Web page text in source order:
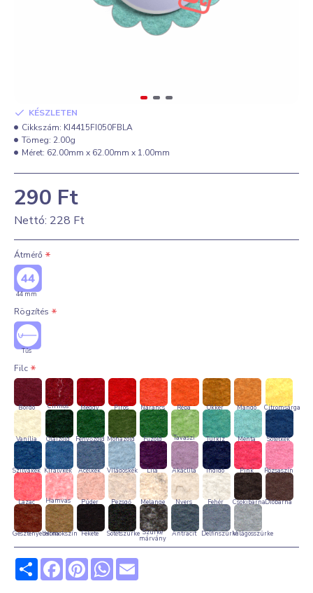
290 Ft
Nettó: 228 Ft
KÉSZLETEN
Cikkszám: KI4415FI050FBLA
Tömeg: 2.00g
Méret: 62.00mm x 62.00mm x 1.00mm
Átmérő
44 mm
Rögzítés
Tűs
Filc
Bordó Cirmos
bordó
Meggy Piros Narancs Répa Okker Mangó Citromsárga
Vanília Olajzöld Fenyőzöld Mohazöld Fűzöld Tavaszi
rét
Türkiz Menta Sötétkék
Szilvakék Királykék Acélkék Világoskék Lila Akáclila Indigó Pink Rózsaszín
Lazac Hamvas
barack
Púder Pezsgő Melange Nyers Fehér CsokibarnaDióbarna
GesztenyebarnaHomokszín Fekete Sötétszürke Szürke
márvány
Antracit DelfinszürkeVilágosszürke
ShareFacebookPinterestWhatsApp